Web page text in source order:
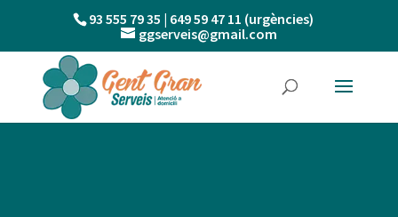
93 555 79 35 | 649 59 47 11 (urgències)
ggserveis@gmail.com